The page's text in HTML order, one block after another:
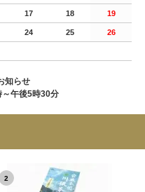
17 18 19
24 25 26
知らせ
午後5時30分
2